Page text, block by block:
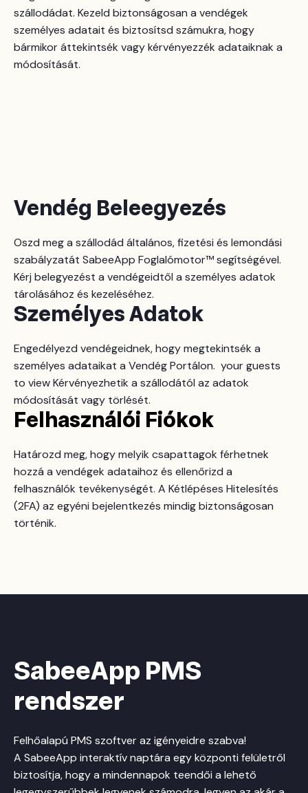
szállodádat. Kezeld biztonságosan a vendégek
személyes adatait és biztosítsd számukra, hogy
bármikor áttekintsék vagy kérvényezzék adataiknak a
módosítását.
Vendég Beleegyezés
Oszd meg a szállodád általános, fizetési és lemondási
szabályzatát SabeeApp Foglalómotor™ segítségével.
Kérj belegyezést a vendégeidtől a személyes adatok
tárolásához és kezeléséhez.
Személyes Adatok
Engedélyezd vendégeidnek, hogy megtekintsék a
személyes adataikat a Vendég Portálon. your guests
to view Kérvényezhetik a szállodától az adatok
módosítását vagy törlését.
Felhasználói Fiókok
Határozd meg, hogy melyik csapattagok férhetnek
hozzá a vendégek adataihoz és ellenőrizd a
felhasználók tevékenységét. A Kétlépéses Hitelesítés
(2FA) az egyéni bejelentkezés mindig biztonságosan
történik.
SabeeApp PMS
rendszer
Felhőalapú PMS szoftver az igényeidre szabva!
A SabeeApp interaktív naptára egy központi felületről
biztosítja, hogy a mindennapok teendői a lehető